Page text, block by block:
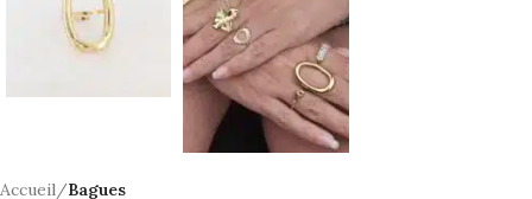
Accueil Bagues